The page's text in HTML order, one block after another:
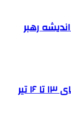
رهبر
اتحادیه های صنفی تهران در روزهای ۱۳ تا ۱۶ تیر